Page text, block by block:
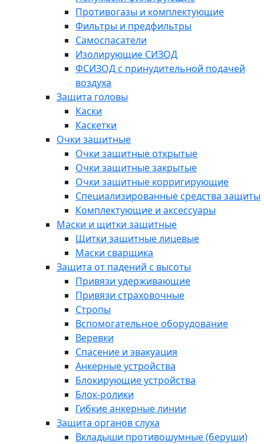
Противогазы и комплектующие
Фильтры и предфильтры
Самоспасатели
Изолирующие СИЗОД
ФСИЗОД с принудительной подачей
воздуха
Защита головы
Каски
Каскетки
Очки защитные
Очки защитные открытые
Очки защитные закрытые
Очки защитные корригирующие
Специализированные средства защиты
Комплектующие и аксессуары
Маски и щитки защитные
Щитки защитные лицевые
Маски сварщика
Защита от падений с высоты
Привязи удерживающие
Привязи страховочные
Стропы
Вспомогательное оборудование
Веревки
Спасение и эвакуация
Анкерные устройства
Блокирующие устройства
Блок-ролики
Гибкие анкерные линии
Защита органов слуха
Вкладыши противошумные (беруши)